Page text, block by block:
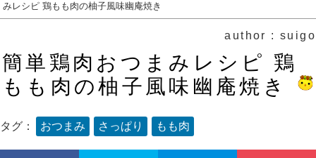
みレシピ 鶏もも肉の柚子風味幽庵焼き
author : suigo
簡単鶏肉おつまみレシピ 鶏
もも肉の柚子風味幽庵焼き
タグ： おつまみ さっぱり もも肉